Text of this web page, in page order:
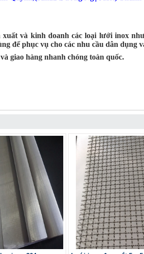
và kinh doanh các loại lưới inox
để phục vụ cho các nhu cầu dân dụng
giao hàng nhanh chóng toàn quốc.